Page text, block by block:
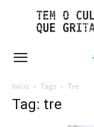
Início Tags Tre
Tag: tre